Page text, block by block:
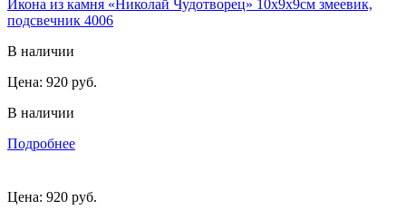
Икона из камня «Николай Чудотворец» 10х9х9см змеевик,
подсвечник 4006
В наличии
Цена: 920 руб.
В наличии
Подробнее
Цена: 920 руб.